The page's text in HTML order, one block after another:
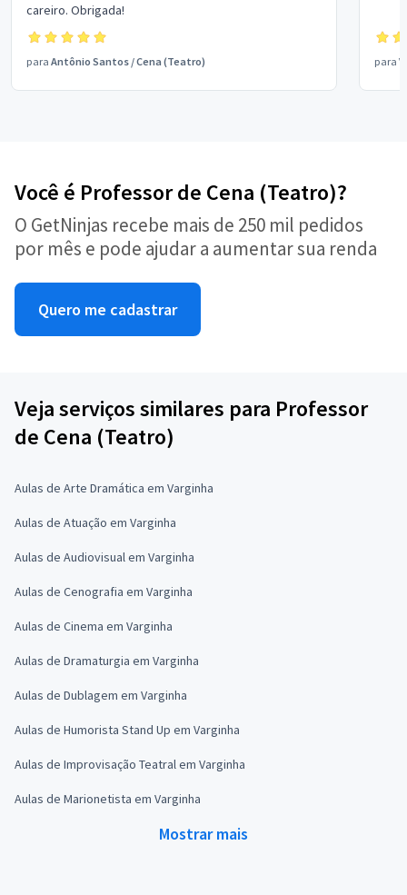
careiro. Obrigada!
para Antônio Santos /Cena (Teatro) para
Você é Professor de Cena (Teatro)?
O GetNinjas recebe mais de 250 mil pedidos
por mês e pode ajudar a aumentar sua renda
Quero me cadastrar
Veja serviços similares para Professor
de Cena (Teatro)
Aulas de Arte Dramática em Varginha
Aulas de Atuação em Varginha
Aulas de Audiovisual em Varginha
Aulas de Cenografia em Varginha
Aulas de Cinema em Varginha
Aulas de Dramaturgia em Varginha
Aulas de Dublagem em Varginha
Aulas de Humorista Stand Up em Varginha
Aulas de Improvisação Teatral em Varginha
Aulas de Marionetista em Varginha
Mostrar mais